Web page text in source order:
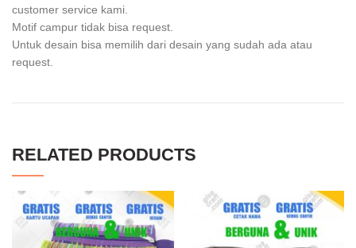
customer service kami.
Motif campur tidak bisa request.
Untuk desain bisa memilih dari desain yang sudah ada atau
request.
RELATED PRODUCTS